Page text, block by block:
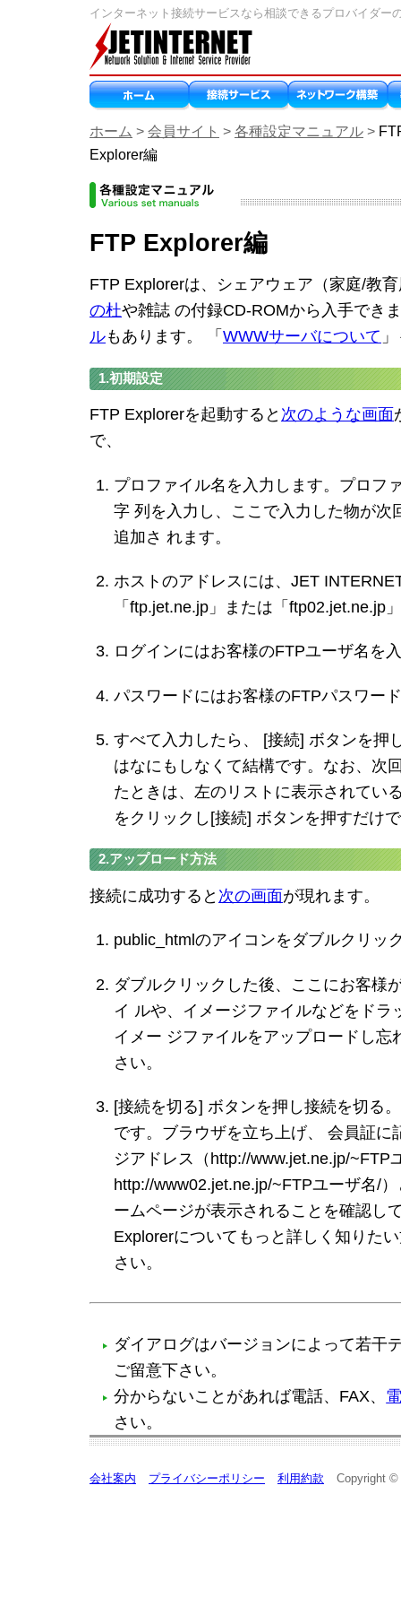
インターネット接続サービスなら相談できるプロバイダー
ホーム > 会員サイト > 各種設定マニュアル >
Explorer編
FTP Explorer編
FTP Explorerは、シェアウェア（家庭/教
の杜や雑誌 の付録CD-ROMから入手でき
ルもあります。 「 WWWサーバについて
1.初期設定
FTP Explorerを起動すると 次のような画面
で、
プロファイル名を入力します。プロフ
字 列を入力し、ここで入力した物が次
追加さ れます。
ホストのアドレスには、JET
「ftp.jet.ne.jp」または「ftp02.jet.ne.jp
ログインにはお客様のFTPユーザ名を
パスワードにはお客様のFTPパスワー
すべて入力したら、 [接続] ボタンを押
はなにもしなくて結構です。なお、次
たときは、左のリストに表示されてい
をクリックし[接続] ボタンを押すだけ
2.アップロード方法
接続に成功すると 次の画面が現れます。
public_htmlのアイコンをダブルクリッ
ダブルクリックした後、ここにお客様
イ ルや、イメージファイルなどをドラ
イメー ジファイルをアップロードし忘
さい。
[接続を切る] ボタンを押し接続を切る
です。ブラウザを立ち上げ、 会員証に
ジアドレス（http://www.jet.ne.jp/
http://www02.jet.ne.jp/~FTPユーザ名/
ームページが表示されることを確認し
Explorerについてもっと詳しく知りた
さい。
ダイアログはバージョンによって若干
ご留意下さい。
分からないことがあれば電話、 FAX、
さい。
会社案内 プライバシーポリシー 利用約款 Copyright ©